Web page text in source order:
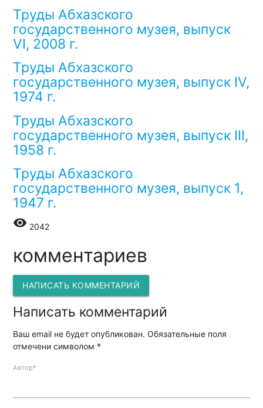
Труды Абхазского
государственного музея, выпуск
VI, 2008 г.
Труды Абхазского
государственного музея, выпуск IV,
1974 г.
Труды Абхазского
государственного музея, выпуск III,
1958 г.
Труды Абхазского
государственного музея, выпуск 1,
1947 г.
remove_red_eye 2042
комментариев
НАПИСАТЬ КОММЕНТАРИЙ
Написать комментарий
Ваш email не будет опубликован. Обязательные поля
отмечени символом *
Автор*